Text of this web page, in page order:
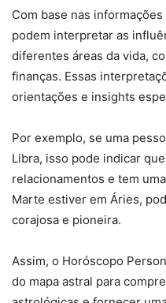
Com base nas
podem interpretar as
diferentes áreas da vida,
finanças. Essas
orientações e insights
Por exemplo, se uma
Libra, isso pode indicar
relacionamentos e tem
Marte estiver em Áries,
corajosa e pioneira.
Assim, o Horóscopo
do mapa astral para